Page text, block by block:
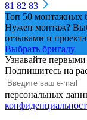
81 82 83
Топ 50 монтажных
Нужен монтаж?
отзывами и
Выбрать бригаду
Узнавайте
Подпишитесь на
персональных